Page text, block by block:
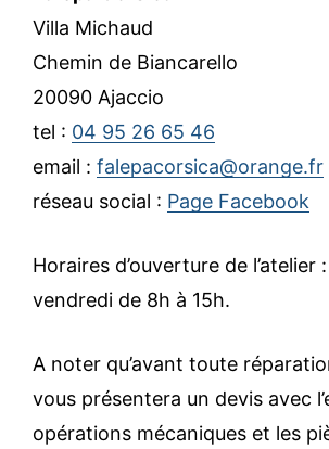
Villa Michaud
Chemin de Biancarello
20090 Ajaccio
tel : 04 95 26 65 46
email : falepacorsica@orange.fr
réseau social : Page Facebook
Horaires d’ouverture de l’atelier
vendredi de 8h à 15h.
A noter qu’avant toute
vous présentera un devis avec
opérations mécaniques et les